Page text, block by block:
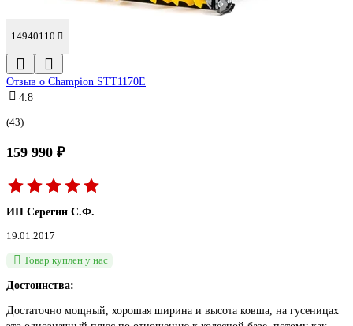
14940110
Отзыв о Champion STT1170E
4.8
(43)
159 990 ₽
ИП Серегин С.Ф.
19.01.2017
Товар куплен у нас
Достоинства:
Достаточно мощный, хорошая ширина и высота ковша, на гусеницах